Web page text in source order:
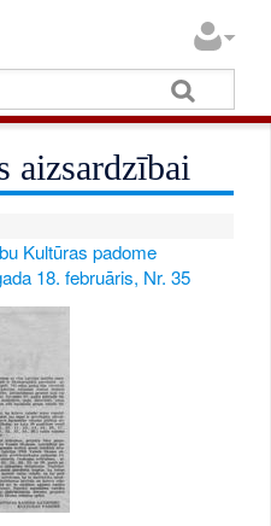
aizsardzībai
Kultūras padome
18. februāris, Nr. 35